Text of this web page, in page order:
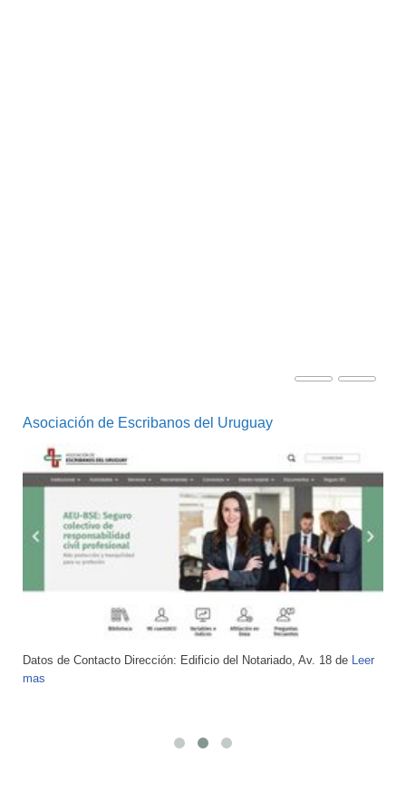
Asociación de Escribanos del Uruguay
Datos de Contacto Dirección: Edificio del Notariado, Av. 18 de Leer
mas